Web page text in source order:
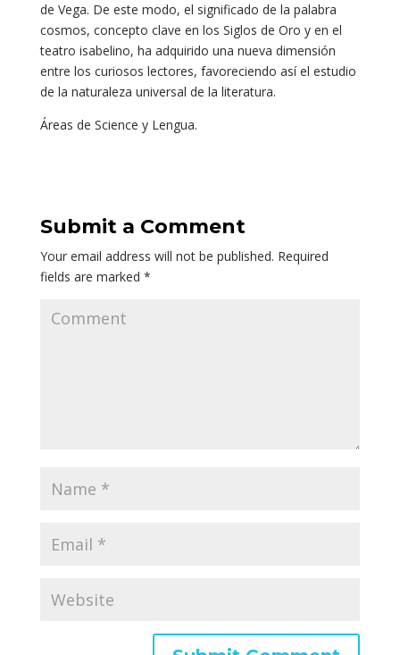
de Vega. De este modo, el significado de la palabra
cosmos, concepto clave en los Siglos de Oro y en el
teatro isabelino, ha adquirido una nueva dimensión
entre los curiosos lectores, favoreciendo así el estudio
de la naturaleza universal de la literatura.
Áreas de Science y Lengua.
Submit a Comment
Your email address will not be published. Required
fields are marked *